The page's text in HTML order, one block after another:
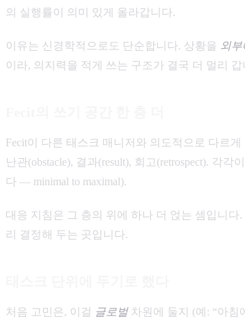
의 실행률이 의미 있게 올라갑니다.
이유는 신경학적으로도 단순합니다. 상황을 외
이라, 의지력을 적게 쓰는 구조가 결국 더 멀리 갑
Fecit이 다른 태스크 매니저와 의도적으로 다르
난관(obstacle), 결과(result), 회고(retrospect). 각
다 — minimal to maximal).
대응 지침은 그 층의 위에 하나 더 얹는 셈입니다.
리 결정해 두는 곳입니다.
처음 고민은, 이걸 글로벌차원에 둘지 (예: “아침